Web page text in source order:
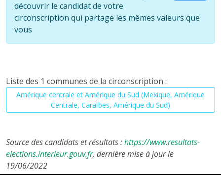
découvrir le candidat de votre
circonscription qui partage les mêmes valeurs que
vous
Liste des 1 communes de la circonscription :
Amérique centrale et Amérique du Sud (Mexique, Amérique
Centrale, Caraïbes, Amérique du Sud)
Source des candidats et résultats :https://www.resultats-
elections.interieur.gouv.fr, dernière mise à jour le
19/06/2022